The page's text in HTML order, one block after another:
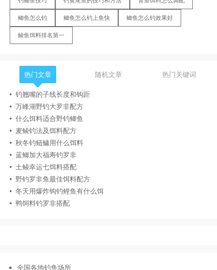
鲫鱼怎么钓 鲫鱼怎么钓上鱼快 鲫鱼怎么钓效果好
鲮鱼饵料排名第一
热门文章 随机文章 热门关键词
钓翘嘴的子线长度和钩距
万峰湖野钓大罗非配方
什么饵料适合野钓鲫鱼
麦鲮钓法及饵料配方
秋冬钓鲢鳙用什么饵料
蓝鲫加大福寿钓罗非
土鲮幸运七饵料搭配
野钓罗非鱼最佳饵料配方
冬天用爆炸钩钓鲤鱼有什么饵
鸭饲料钓罗非搭配
全国各地钓鱼场所